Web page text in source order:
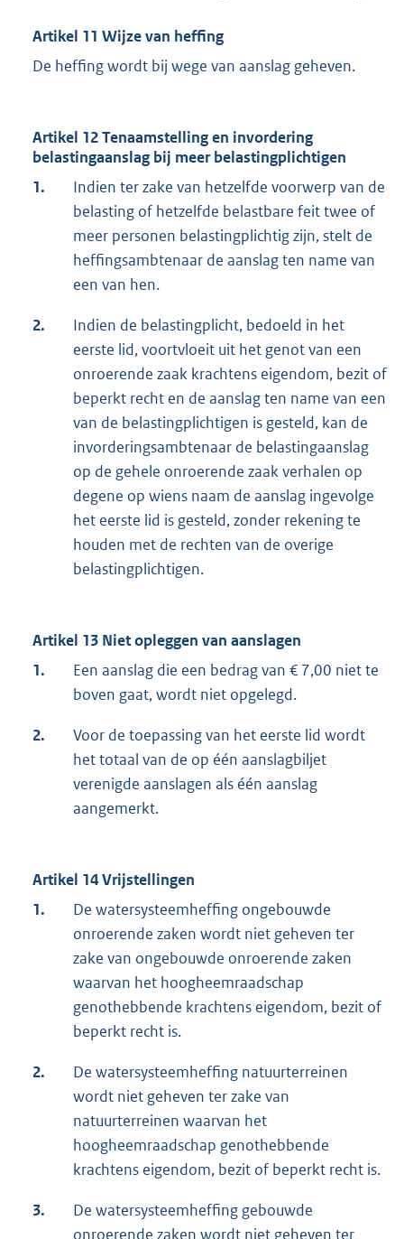
Artikel 11 Wijze van heffing
De heffing wordt bij wege van aanslag geheven.
Artikel 12 Tenaamstelling en invordering
belastingaanslag bij meer belastingplichtigen
1.
Indien ter zake van hetzelfde voorwerp van de
belasting of hetzelfde belastbare feit twee of
meer personen belastingplichtig zijn, stelt de
heffingsambtenaar de aanslag ten name van
een van hen.
2.
Indien de belastingplicht, bedoeld in het
eerste lid, voortvloeit uit het genot van een
onroerende zaak krachtens eigendom, bezit of
beperkt recht en de aanslag ten name van een
van de belastingplichtigen is gesteld, kan de
invorderingsambtenaar de belastingaanslag
op de gehele onroerende zaak verhalen op
degene op wiens naam de aanslag ingevolge
het eerste lid is gesteld, zonder rekening te
houden met de rechten van de overige
belastingplichtigen.
Artikel 13 Niet opleggen van aanslagen
1.
Een aanslag die een bedrag van € 7,00 niet te
boven gaat, wordt niet opgelegd.
2.
Voor de toepassing van het eerste lid wordt
het totaal van de op één aanslagbiljet
verenigde aanslagen als één aanslag
aangemerkt.
Artikel 14 Vrijstellingen
1.
De watersysteemheffing ongebouwde
onroerende zaken wordt niet geheven ter
zake van ongebouwde onroerende zaken
waarvan het hoogheemraadschap
genothebbende krachtens eigendom, bezit of
beperkt recht is.
2.
De watersysteemheffing natuurterreinen
wordt niet geheven ter zake van
natuurterreinen waarvan het
hoogheemraadschap genothebbende
krachtens eigendom, bezit of beperkt recht is.
3.
De watersysteemheffing gebouwde
onroerende zaken wordt niet geheven ter